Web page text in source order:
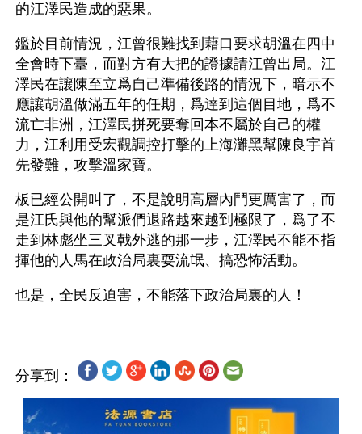
的江澤民造成的惡果。
鑑於目前情況，江曾很難找到藉口要求胡溫在四中
全會時下臺，而對方有大把的證據請江曾出局。江
澤民在讓陳至立爲自己準備後路的情況下，暗示不
應讓胡溫做滿五年的任期，爲達到這個目地，爲不
流亡非洲，江澤民拼死要奪回本不屬於自己的權
力，江利用受宏觀調控打擊的上海灘黑幫陳良宇首
先發難，攻擊溫家寶。
板已經公開叫了，不是說明高層內鬥更厲害了，而
是江氏與他的幫派們退路越來越到極限了，爲了不
走到林彪坐三叉戟外逃的那一步，江澤民不能不指
揮他的人馬在政治局裏耍流氓、搞恐怖活動。
分享到：